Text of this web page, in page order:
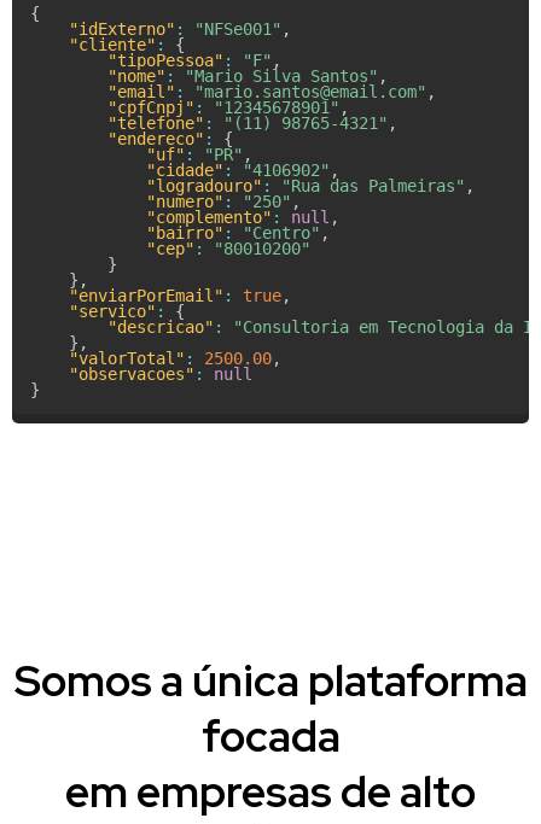
{
"idExterno" : "NFSe001" ,
"cliente" :
{
"tipoPessoa" : "F" ,
"nome" : "Mario Silva Santos" ,
"email" : "mario.santos@email.com" ,
"cpfCnpj" : "12345678901" ,
"telefone" : "(11) 98765-4321" ,
"endereco" :
{
"uf" : "PR" ,
"cidade" : "4106902" ,
"logradouro" : "Rua das Palmeiras" ,
"numero" : "250" ,
"complemento" : null ,
"bairro" : "Centro" ,
"cep" :
"80010200"
}
} ,
"enviarPorEmail" : true,
"servico" :
{
"descricao" :
"Consultoria em Tecnologia da
} ,
"valorTotal" : 2500.00,
"observacoes" :
null
}
Somos a única plataforma
focada
em empresas de alto